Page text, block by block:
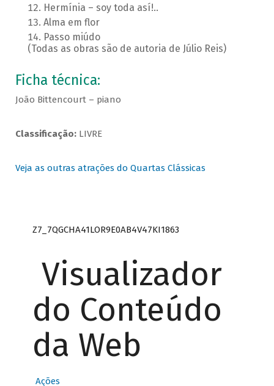
Hermínia – soy toda así!..
Alma em flor
Passo miúdo
(Todas as obras são de autoria de Júlio Reis)
Ficha técnica:
João Bittencourt – piano
Classificação:LIVRE
Veja as outras atrações do Quartas Clássicas
Z7_7QGCHA41LOR9E0AB4V47KI1863
Visualizador
do Conteúdo
da Web
Ações